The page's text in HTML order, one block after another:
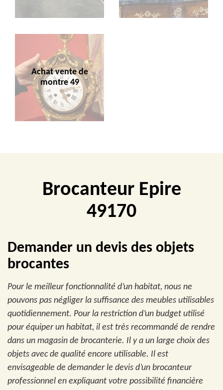
Achat vente de
montre 49
Brocanteur Epire
49170
Demander un devis des objets
brocantes
Pour le meilleur fonctionnalité d’un habitat, nous ne
pouvons pas négliger la suffisance des meubles utilisables
quotidiennement. Pour la restriction d’un budget utilisé
pour équiper un habitat, il est très recommandé de rendre
dans un magasin de brocanterie. Il y a un large choix des
objets avec de qualité encore utilisable. Il est
envisageable de demander le devis d’un brocanteur
professionnel en expliquant votre possibilité financière